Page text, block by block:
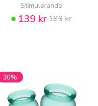
Stimulerande
139 kr199 kr
30%